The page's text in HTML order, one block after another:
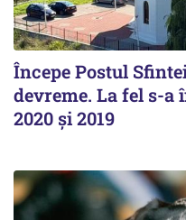
Începe Postul
devreme. La fel s-a
2020 și 2019